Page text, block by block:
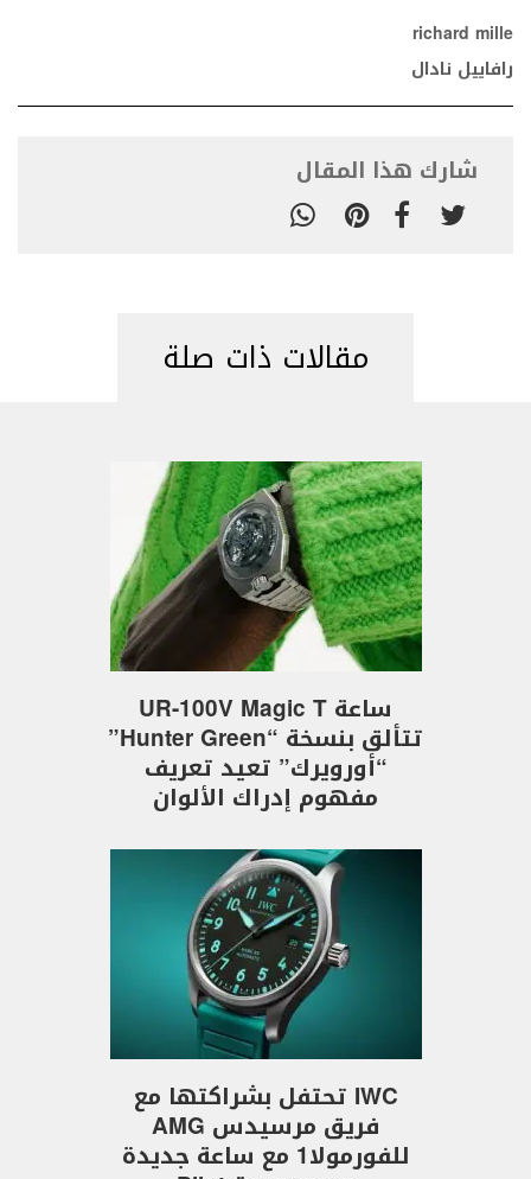
richard mille
رافاييل نادال
شارك هذا المقال
مقالات ذات صلة
ساعة UR-100V Magic T
تتألق بنسخة “Hunter Green”
“أورويرك” تعيد تعريف
مفهوم إدراك الألوان
IWC تحتفل بشراكتها مع
فريق مرسيدس AMG
للفورمولا1 مع ساعة جديدة